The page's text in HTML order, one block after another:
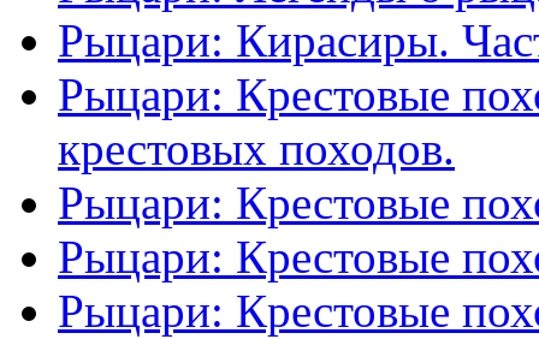
Рыцари: Кирасиры.
Рыцари: Крестовые
крестовых походов.
Рыцари: Крестовые
Рыцари: Крестовые
Рыцари: Крестовые